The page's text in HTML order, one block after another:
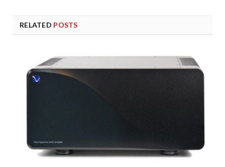
RELATED POSTS